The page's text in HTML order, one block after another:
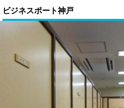
ビジネスポート神戸